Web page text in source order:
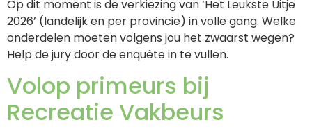
Op dit moment is de verkiezing van ‘Het Leukste Uitje
2026’ (landelijk en per provincie) in volle gang. Welke
onderdelen moeten volgens jou het zwaarst wegen?
Help de jury door de enquête in te vullen.
Volop primeurs bij
Recreatie Vakbeurs